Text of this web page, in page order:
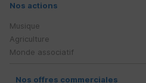
Nos actions
Musique
Agriculture
Monde associatif
Nos offres commerciales